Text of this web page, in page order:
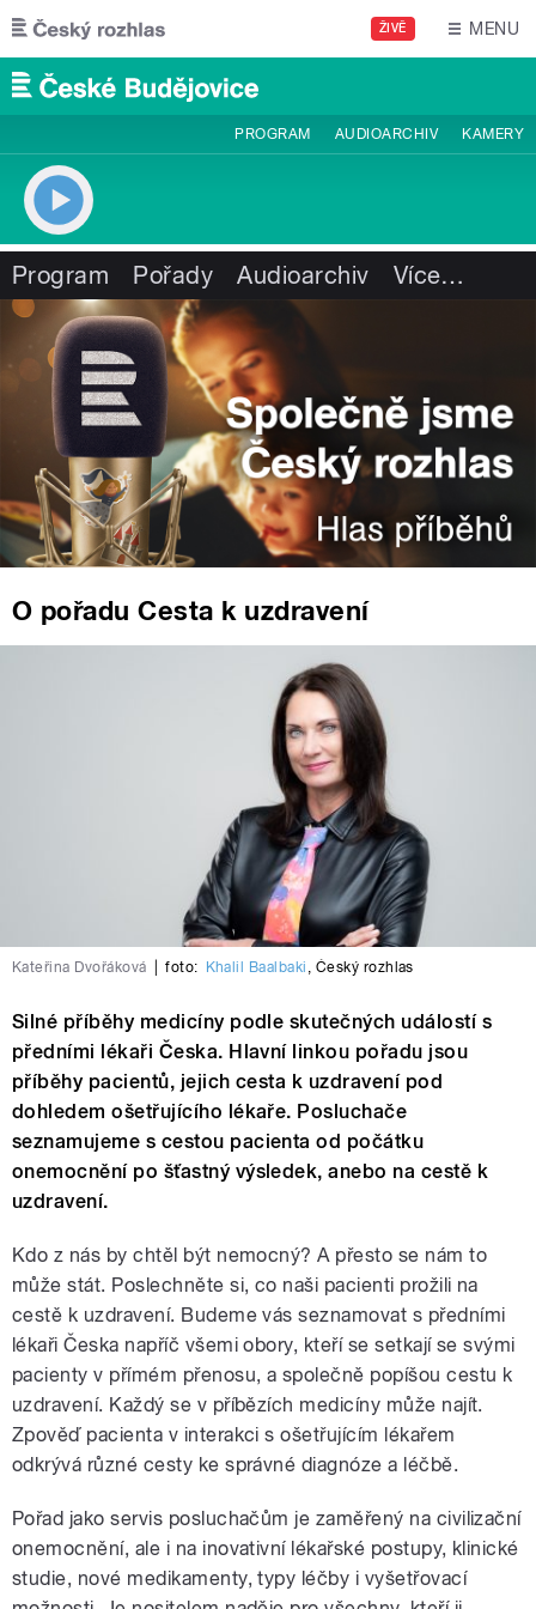
Přejít k hlavnímu obsahu
ŽIVĚ MENU
PROGRAM AUDIOARCHIV KAMERY
Program Pořady Audioarchiv Více…
O pořadu Cesta k uzdravení
Kateřina Dvořáková foto: Khalil Baalbaki , Český rozhlas
Silné příběhy medicíny podle skutečných událostí s
předními lékaři Česka. Hlavní linkou pořadu jsou
příběhy pacientů, jejich cesta k uzdravení pod
dohledem ošetřujícího lékaře. Posluchače
seznamujeme s cestou pacienta od počátku
onemocnění po šťastný výsledek, anebo na cestě k
uzdravení.
Kdo z nás by chtěl být nemocný? A přesto se nám to
může stát. Poslechněte si, co naši pacienti prožili na
cestě k uzdravení. Budeme vás seznamovat s předními
lékaři Česka napříč všemi obory, kteří se setkají se svými
pacienty v přímém přenosu, a společně popíšou cestu k
uzdravení. Každý se v příbězích medicíny může najít.
Zpověď pacienta v interakci s ošetřujícím lékařem
odkrývá různé cesty ke správné diagnóze a léčbě.
Pořad jako servis posluchačům je zaměřený na civilizační
onemocnění, ale i na inovativní lékařské postupy, klinické
studie, nové medikamenty, typy léčby i vyšetřovací